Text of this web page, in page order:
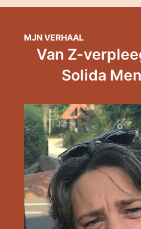
MJN VERHAAL
Van Z-
Solida